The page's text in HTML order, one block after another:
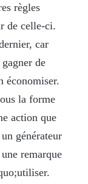
règles
de celle-ci.
car
de
économiser.
la forme
action que
générateur
remarque